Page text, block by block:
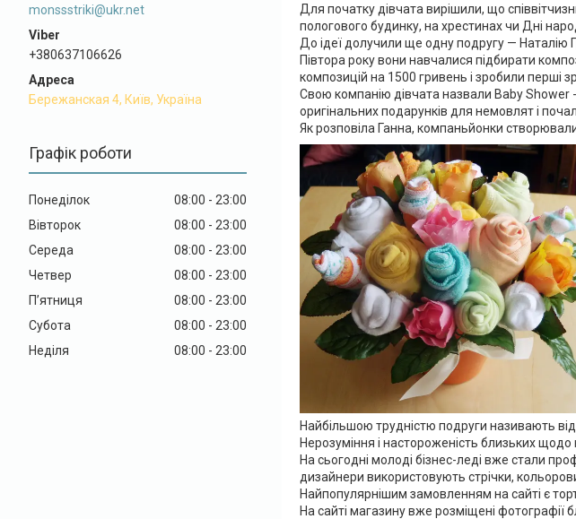
monssstriki@ukr.net
+380637106626
Бережанская 4, Київ, Україна
Графік роботи
Понеділок 08:00
23:00
Вівторок
08:00
23:00
Середа
08:00
23:00
Четвер
08:00
23:00
Пʼятниця
08:00
23:00
Субота
08:00
23:00
Неділя
08:00 23:00
Для початку дівчата вирішили, що
пологового будинку, на хрестинах чи Дні
До ідеї долучили ще одну подругу — Наталію
Півтора року вони навчалися підбирати
композицій на 1500 гривень і зробили перші
Свою компанію дівчата назвали Baby
оригінальних подарунків для немовлят і
Як розповіла Ганна, компаньйонки
Найбільшою трудністю подруги називають
Нерозуміння і настороженість близьких
На сьогодні молоді бізнес-леді вже стали
дизайнери використовують стрічки,
Найпопулярнішим замовленням на сайті є
На сайті магазину вже розміщені фотографії